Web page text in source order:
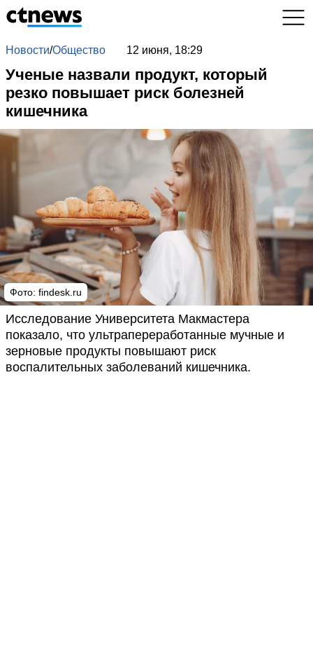
Новости/Общество 12 июня, 18:29
Ученые назвали продукт, который
резко повышает риск болезней
кишечника
Фото: findesk.ru
Исследование Университета Макмастера
показало, что ультрапереработанные мучные и
зерновые продукты повышают риск
воспалительных заболеваний кишечника.